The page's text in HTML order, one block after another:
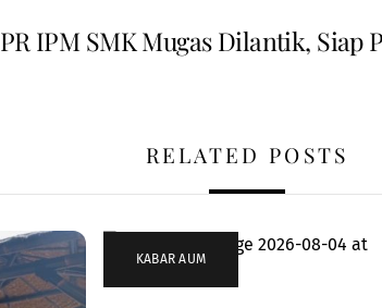
PR IPM SMK Mugas Dilantik, Siap
RELATED POSTS
KABAR AUM